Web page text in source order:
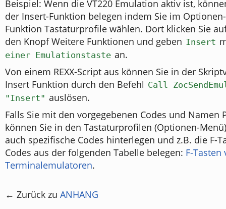
Beispiel: Wenn die VT220 Emulation aktiv ist,
der Insert-Funktion belegen indem Sie im
Funktion Tastaturprofile wählen. Dort klicken Sie
den Knopf Weitere Funktionen und geben Insert
einer Emulationstaste an.
Von einem REXX-Script aus können Sie in der
Insert Funktion durch den Befehl Call
"Insert" auslösen.
Falls Sie mit den vorgegebenen Codes und Namen
können Sie in den Tastaturprofilen (Optionen-
auch spezifische Codes hinterlegen und z.B. die F-
Codes aus der folgenden Tabelle belegen: F-
Terminalemulatoren.
← Zurück zu ANHANG